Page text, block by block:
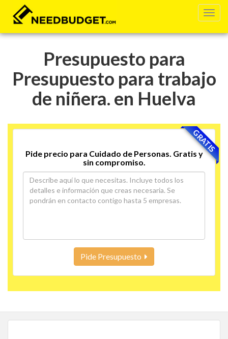
Presupuesto para
Presupuesto para trabajo
de niñera. en Huelva
GRATIS
Pide precio para Cuidado de Personas. Gratis y
sin compromiso.
Pide Presupuesto